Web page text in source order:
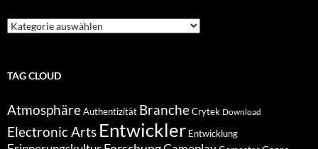
Suche
nach
TAG CLOUD
Atmosphäre Authentizität Branche Crytek Download
Electronic Arts Entwickler Entwicklung